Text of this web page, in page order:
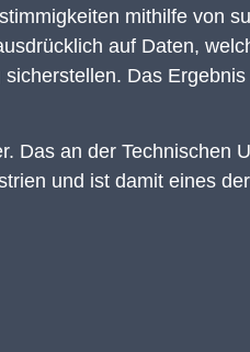
mithilfe von
auf Daten,
Das
Das an der Technischen
und ist damit eines